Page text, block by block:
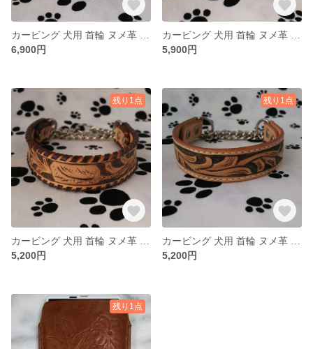
6,900円
5,900円
残り1点
5,200円
残り1点
5,200円
残り1点